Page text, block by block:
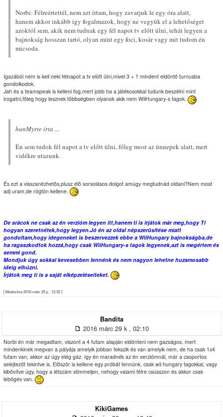
Norbi: Félreértettél, nem azt írtam, hogy zavarjuk le egy óra alatt,
hanem akkor inkább így fogalmazok, hogy ne vegyük el a lehetőséget
azoktól sem, akik nem tudnak egy fél napot tv előtt ülni, tehát legyen a
bajnokság hosszan tartó, olyan mint egy foci, kosár vagy mit tudom én
micsoda.
Igazából nem is kell neki félnapot a tv elött ülni,mivel 3 + 1 mindent eldöntô turnusba
gondolkodok.
Jah és a teamspeak is kelleni fog,mert jobb ha a játékosokkal tudunk beszélni mint
irogatni,fôleg hogy lesznek többségben olyanok akik nem WiiHungary-s tagok.
hunMyrte írta ...
Én sem tudok fél napot a tv előtt ülni, főleg most az ünnepek alatt, mert
vidékre utazunk.
És ezt a visszanézhetôs,plusz élô sorsolásos dolgot amúgy megtudnád oldani?Nem most
adj uram,de rögtön kellene.
De srácok ne csak az én verzióm legyen itt,hanem ti is írjátok már meg,hogy Ti
hogyan szeretnétek,hogy legyen.Jó én az oldal népszerûsítése miatt
gondoltam,hogy idegeneket is beszervezzek ebbe a WiiHungary bajnokságba,de
ha ragaszkodtok hozzá,hogy csak WiiHungary-s tagok legyenek,azt is megértem és
semmi gond.
Mondjuk úgy sokkal kevesebben lennénk és nem nagyon lehetne huzamosabb
ideig elhúzni.
Írjátok meg ti is a saját elképzeléseiteket.
[ Módosítva 2016 márc 25 p , 12:32 ]
Bandita
2016 márc 29 k , 02:10
Norbi én már megadtam, viszont a 4 futam alapján eldönteni nem gazságos, mert
mindenkinek megvan a pályája amelyik jobban fekszik és van amelyik nem, de ha csak 1x4
futam van, akkor az úgy elég gáz. így én maradnék az én verziómnál, már a csoportos
selejtezőt tekintve is. Először is kellene egy próbát tennünk, csak wii hungary tagokkal, vagy
kibővítve úgy, hogy a létszám stimmeljen, nehogy valami félre csússzon és akkor csak
lebőgés van.
KikiGames